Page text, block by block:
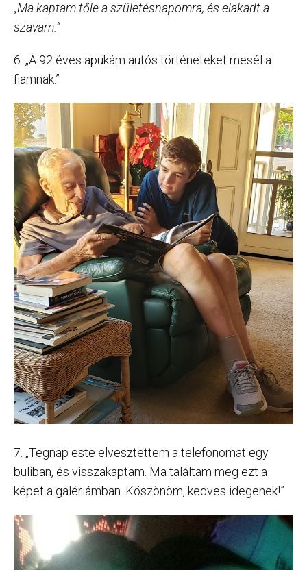
„Ma kaptam tőle a születésnapomra, és elakadt a
szavam.”
6. „A 92 éves apukám autós történeteket mesél a
fiamnak.”
7. „Tegnap este elvesztettem a telefonomat egy
buliban, és visszakaptam. Ma találtam meg ezt a
képet a galériámban. Köszönöm, kedves idegenek!”